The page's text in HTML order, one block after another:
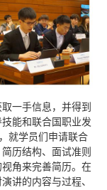
一手信息，并得到
能和联合国职业发
就学员们申请联合
历结构、面试准则
角来完善简历。在
讲的内容与过程、